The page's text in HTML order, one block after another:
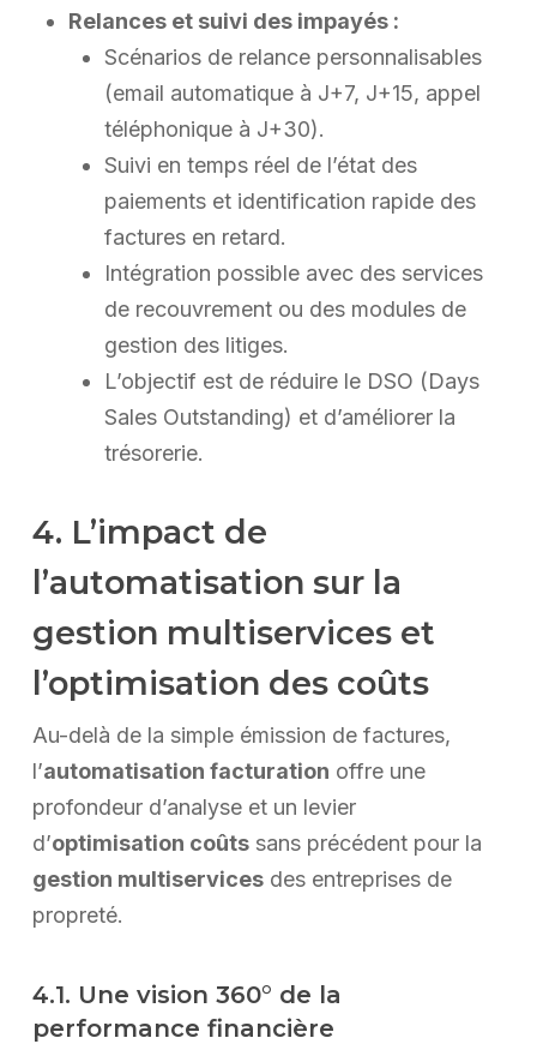
Relances et suivi des impayés :
Scénarios de relance personnalisables
(email automatique à J+7, J+15, appel
téléphonique à J+30).
Suivi en temps réel de l’état des
paiements et identification rapide des
factures en retard.
Intégration possible avec des services
de recouvrement ou des modules de
gestion des litiges.
L’objectif est de réduire le DSO (Days
Sales Outstanding) et d’améliorer la
trésorerie.
4. L’impact de
l’automatisation sur la
gestion multiservices et
l’optimisation des coûts
Au-delà de la simple émission de factures,
l’automatisation facturation offre une
profondeur d’analyse et un levier
d’optimisation coûtssans précédent pour la
gestion multiservicesdes entreprises de
propreté.
4.1. Une vision 360° de la
performance financière